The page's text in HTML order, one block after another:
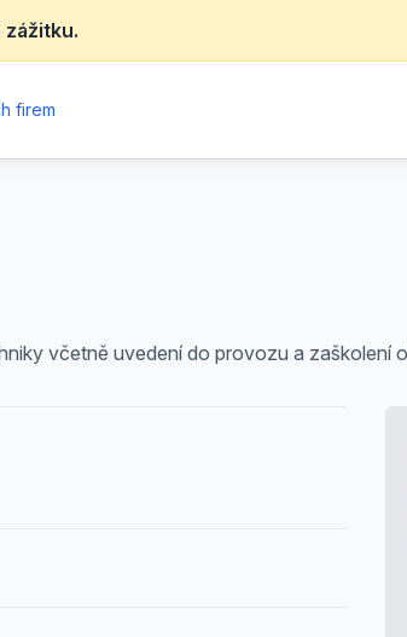
firem
včetně uvedení do provozu a zaškolení